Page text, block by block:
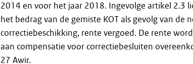
2014 en voor het jaar 2018. Ingevolge artikel 2.3
het bedrag van de gemiste KOT als gevolg van de
correctiebeschikking, rente vergoed. De rente
aan compensatie voor correctiebesluiten
27 Awir.